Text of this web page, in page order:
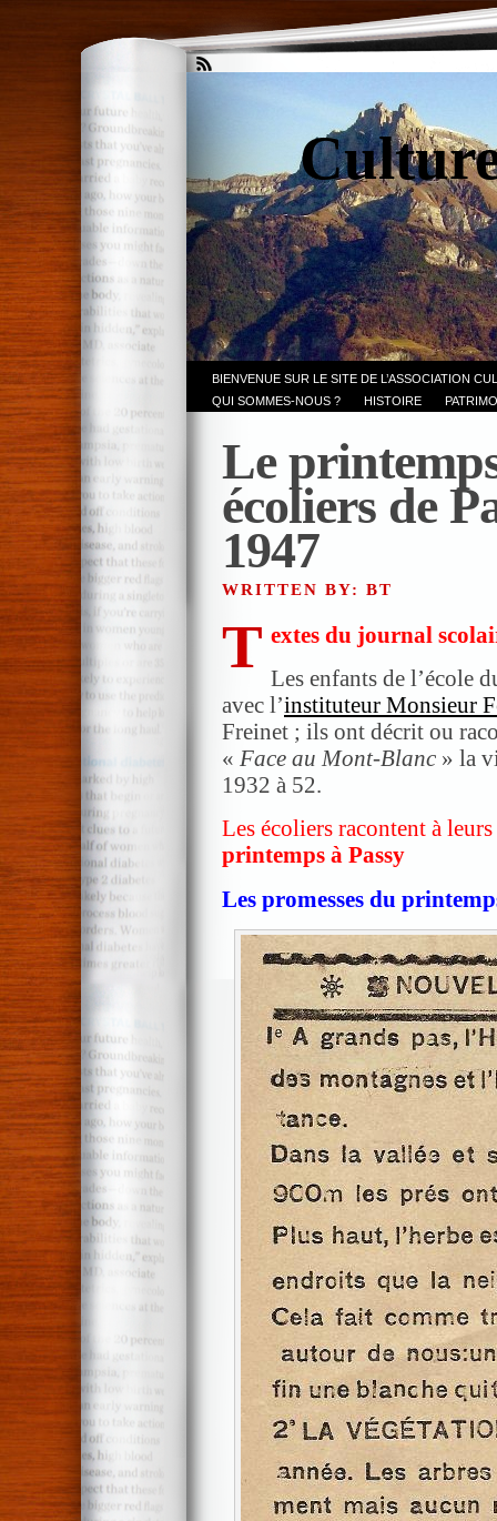
BIENVENUE SUR LE SITE DE L’ASSOCIATION
QUI SOMMES-NOUS ?
HISTOIRE
Le
écoliers de
1947
WRITTEN BY: BT
T extes du journal
Les enfants de l’école
avec l’instituteur Monsieur
Freinet ; ils ont décrit ou
« Face au Mont-Blanc » la
1932 à 52.
Les écoliers racontent à leurs
printemps à Passy
Les promesses du